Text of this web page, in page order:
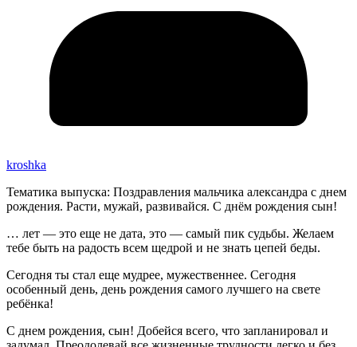
kroshka
Тематика выпуска: Поздравления мальчика александра с днем
рождения. Расти, мужай, развивайся. С днём рождения сын!
… лет — это еще не дата, это — самый пик судьбы. Желаем
тебе быть на радость всем щедрой и не знать цепей беды.
Сегодня ты стал еще мудрее, мужественнее. Сегодня
особенный день, день рождения самого лучшего на свете
ребёнка!
С днем рождения, сын! Добейся всего, что запланировал и